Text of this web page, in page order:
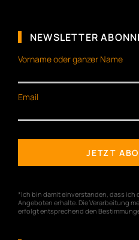
NEWSLETTER
Vorname oder ganzer Name
Email
*Ich bin damit einverstanden, dass ich
Angeboten erhalte. Die Verarbeitung
erfolgt entsprechend den